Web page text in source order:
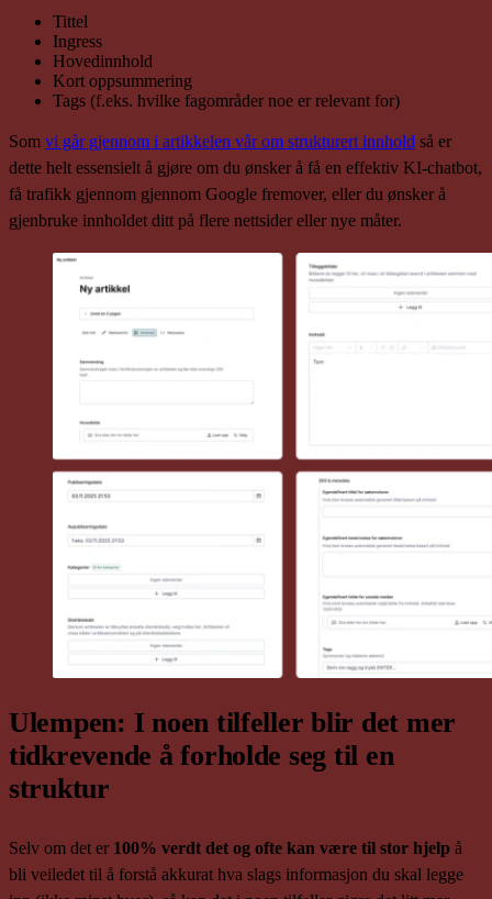
Tittel
Ingress
Hovedinnhold
Kort oppsummering
Tags (f.eks. hvilke fagområder noe er relevant for)
Som vi går gjennom i artikkelen vår om strukturert innhold så er
dette helt essensielt å gjøre om du ønsker å få en effektiv KI-chatbot,
få trafikk gjennom gjennom Google fremover, eller du ønsker å
gjenbruke innholdet ditt på flere nettsider eller nye måter.
Ulempen: I noen tilfeller blir det mer
tidkrevende å forholde seg til en
struktur
Selv om det er 100% verdt det og ofte kan være til stor hjelp å
bli veiledet til å forstå akkurat hva slags informasjon du skal legge